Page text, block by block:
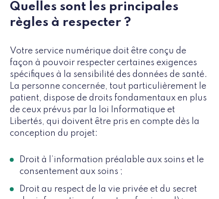
Quelles sont les principales
règles à respecter ?
Votre service numérique doit être conçu de
façon à pouvoir respecter certaines exigences
spécifiques à la sensibilité des données de santé.
La personne concernée, tout particulièrement le
patient, dispose de droits fondamentaux en plus
de ceux prévus par la loi Informatique et
Libertés, qui doivent être pris en compte dès la
conception du projet:
Droit à l’information préalable aux soins et le
consentement aux soins ;
Droit au respect de la vie privée et du secret